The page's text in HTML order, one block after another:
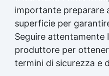
importante preparare
superficie per
Seguire attentamente
produttore per
termini di sicurezza e